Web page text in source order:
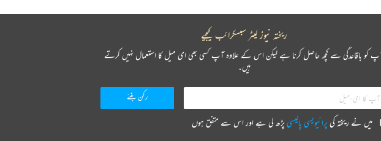
ریختہ نیوز لیٹر سبسکرائب کیجیے
کو باقاعدگی سے کچھ حاصل کرنا ہے لیکن اس کے علاوہ آپ کسی بھی ای میل کا استعمال نہیں کرتے
ہیں۔
میں نے ریختہ کیپرائیویسی پالیسیپڑھ لی ہے اور اس سے متفق ہوں